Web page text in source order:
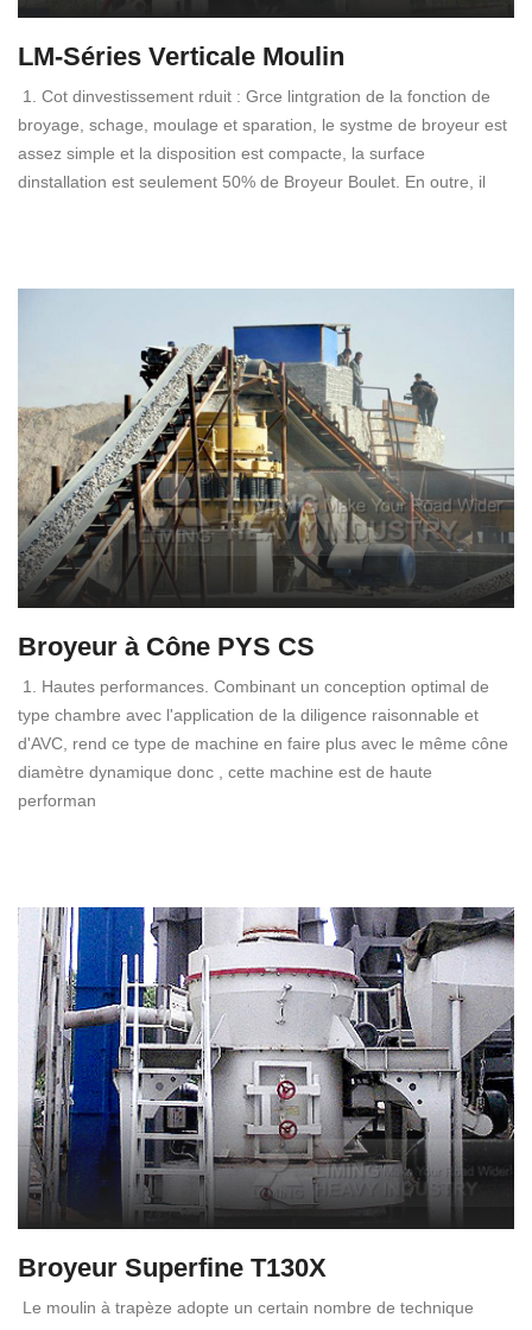
LM-Séries Verticale Moulin
1. Cot dinvestissement rduit : Grce lintgration de la fonction de
broyage, schage, moulage et sparation, le systme de broyeur est
assez simple et la disposition est compacte, la surface
dinstallation est seulement 50% de Broyeur Boulet. En outre, il
Broyeur à Cône PYS CS
1. Hautes performances. Combinant un conception optimal de
type chambre avec l'application de la diligence raisonnable et
d'AVC, rend ce type de machine en faire plus avec le même cône
diamètre dynamique donc , cette machine est de haute
performan
Broyeur Superfine T130X
Le moulin à trapèze adopte un certain nombre de technique